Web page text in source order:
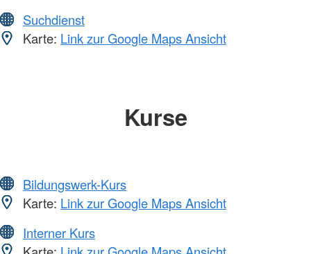
Suchdienst
Karte: Link zur Google Maps Ansicht
Kurse
Bildungswerk-Kurs
Karte: Link zur Google Maps Ansicht
Interner Kurs